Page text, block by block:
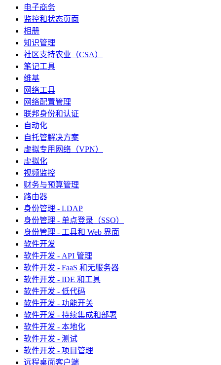
电子商务
监控和状态页面
相册
知识管理
社区支持农业（CSA）
笔记工具
维基
网络工具
网络配置管理
联邦身份和认证
自动化
自托管解决方案
虚拟专用网络（VPN）
虚拟化
视频监控
财务与预算管理
路由器
身份管理 - LDAP
身份管理 - 单点登录（SSO）
身份管理 - 工具和 Web 界面
软件开发
软件开发 - API 管理
软件开发 - FaaS 和无服务器
软件开发 - IDE 和工具
软件开发 - 低代码
软件开发 - 功能开关
软件开发 - 持续集成和部署
软件开发 - 本地化
软件开发 - 测试
软件开发 - 项目管理
远程桌面客户端